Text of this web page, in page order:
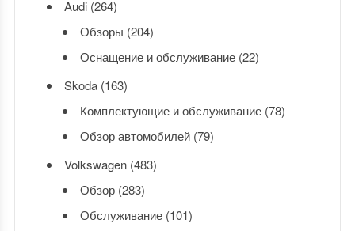
Audi(264)
Обзоры (204)
Оснащение и обслуживание(22)
Skoda(163)
Комплектующие и обслуживание(78)
Обзор автомобилей(79)
Volkswagen(483)
Обзор(283)
Обслуживание(101)